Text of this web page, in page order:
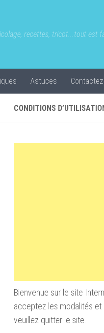
recettes, tricot...tout est
Astuces
CONDITIONS
Bienvenue sur le site
acceptez les modalités et
veuillez quitter le site.